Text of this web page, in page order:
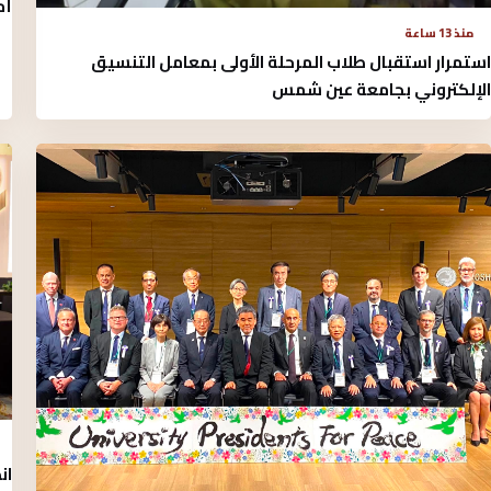
منذ 13 ساعة
استمرار استقبال طلاب المرحلة الأولى بمعامل التنسيق
الإلكتروني بجامعة عين شمس